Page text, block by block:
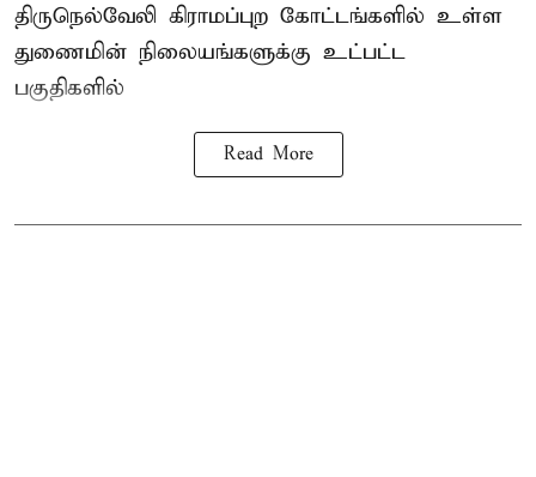
திருநெல்வேலி கிராமப்புற கோட்டங்களில் உள்ள
துணைமின் நிலையங்களுக்கு உட்பட்ட
பகுதிகளில்
Read More